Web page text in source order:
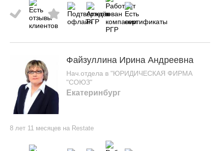
Файзуллина Ирина Андреевна
Нач.отдела в "ЮРИДИЧЕСКАЯ ФИРМА
"СОЮЗ"
Екатеринбург
8 лет 11 месяцев на Restate